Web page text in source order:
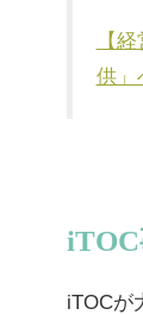
【
供」
iTOCが